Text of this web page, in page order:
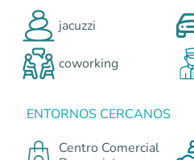
jacuzzi
coworking
ENTORNOS CERCANOS
Centro Comercial